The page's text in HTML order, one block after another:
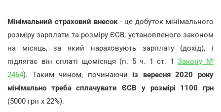
Мінімальний страховий внесок- це добуток мінімального
розміру зарплати та розміру ЄСВ, установленого законом
на місяць, за який нараховують зарплату (дохід), і
підлягає він сплаті щомісяця (п. 5 ч. 1 ст. 1Закону №
2464). Таким чином, починаючи із вересня 2020 року
мінімально треба сплачувати ЄСВ у розмірі 1100 грн
(5000 грн х 22%).